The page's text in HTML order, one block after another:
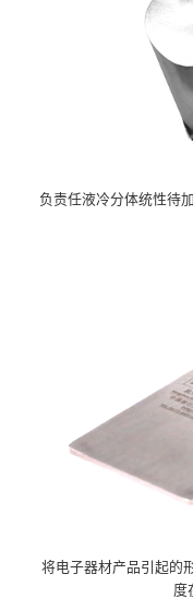
负责任液冷分体统性待
将电子器材产品引起的
度